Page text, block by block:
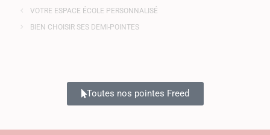
VOTRE ESPACE ÉCOLE PERSONNALISÉ
BIEN CHOISIR SES DEMI-POINTES
Toutes nos pointes Freed